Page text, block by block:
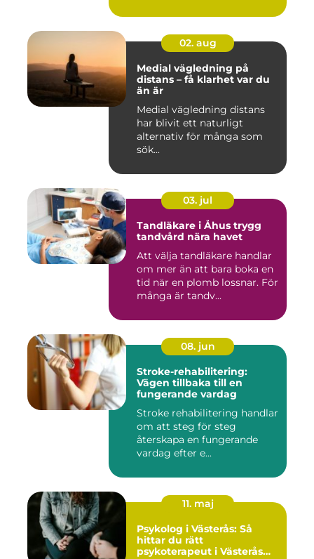
02. aug
Medial vägledning på
distans – få klarhet var du
än är
Medial vägledning distans
har blivit ett naturligt
alternativ för många som
sök...
03. jul
Tandläkare i Åhus trygg
tandvård nära havet
Att välja tandläkare handlar
om mer än att bara boka en
tid när en plomb lossnar. För
många är tandv...
08. jun
Stroke-rehabilitering:
Vägen tillbaka till en
fungerande vardag
Stroke rehabilitering handlar
om att steg för steg
återskapa en fungerande
vardag efter e...
11. maj
Psykolog i Västerås: Så
hittar du rätt
psykoterapeut i Västerås